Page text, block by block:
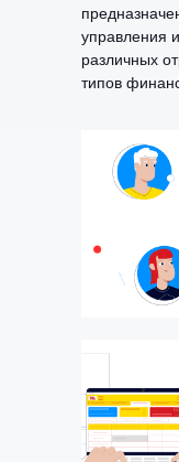
управления
различных
типов